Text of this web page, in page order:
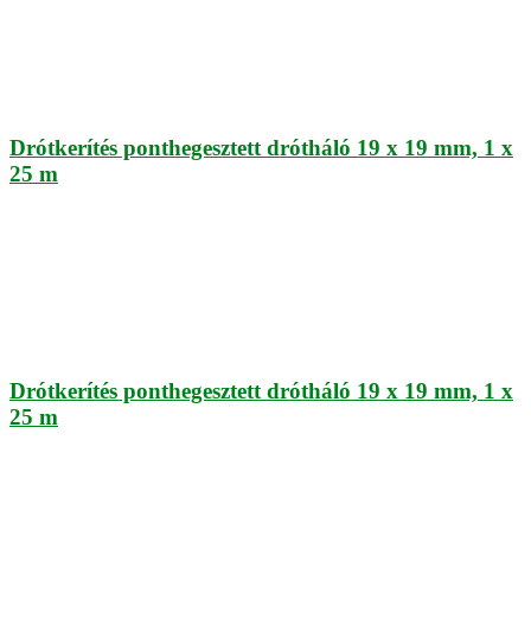
Drótkerítés ponthegesztett drótháló 19 x 19 mm, 1 x
25 m
Drótkerítés ponthegesztett drótháló 19 x 19 mm, 1 x
25 m